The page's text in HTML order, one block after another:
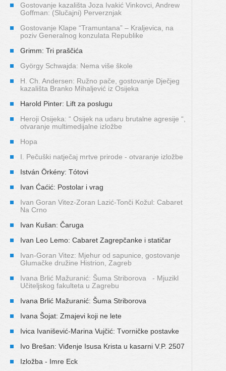
Gostovanje kazališta Joza Ivakić Vinkovci, Andrew
Goffman: (Slučajni) Perverznjak
Gostovanje Klape “Tramuntana” – Kraljevica, na
poziv Generalnog konzulata Republike
Grimm: Tri praščića
György Schwajda: Nema više škole
H. Ch. Andersen: Ružno pače, gostovanje Dječjeg
kazališta Branko Mihaljević iz Osijeka
Harold Pinter: Lift za poslugu
Heroji Osijeka: “ Osijek na udaru brutalne agresije “,
otvaranje multimedijalne izložbe
Hopa
I. Pečuški natječaj mrtve prirode - otvaranje izložbe
István Örkény: Tótovi
Ivan Ćaćić: Postolar i vrag
Ivan Goran Vitez-Zoran Lazić-Tonči Kožul: Cabaret
Na Crno
Ivan Kušan: Čaruga
Ivan Leo Lemo: Cabaret Zagrepčanke i statičar
Ivan-Goran Vitez: Mjehur od sapunice, gostovanje
Glumačke družine Histrion, Zagreb
Ivana Brlić Mažuranić: Šuma Striborova - Mjuzikl
Učiteljskog fakulteta u Zagrebu
Ivana Brlić Mažuranić: Šuma Striborova
Ivana Šojat: Zmajevi koji ne lete
Ivica Ivanišević-Marina Vujčić: Tvorničke postavke
Ivo Brešan: Viđenje Isusa Krista u kasarni V.P. 2507
Izložba - Imre Eck